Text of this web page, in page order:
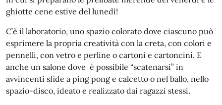
ghiotte cene estive del lunedì!
C’è il laboratorio, uno spazio colorato dove ciascuno può
esprimere la propria creatività con la creta, con colori e
pennelli, con vetro e perline o cartoni e cartoncini. E
anche un salone dove è possibile “scatenarsi” in
avvincenti sfide a ping pong e calcetto o nel ballo, nello
spazio-disco, ideato e realizzato dai ragazzi stessi.